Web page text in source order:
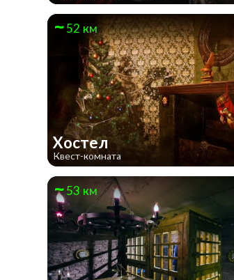
52 км
Хостел
Квест-комната
53 км